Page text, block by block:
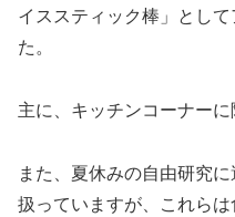
イススティック棒」とし
た。
主に、キッチンコーナーに
また、夏休みの自由研究
扱っていますが、これらは